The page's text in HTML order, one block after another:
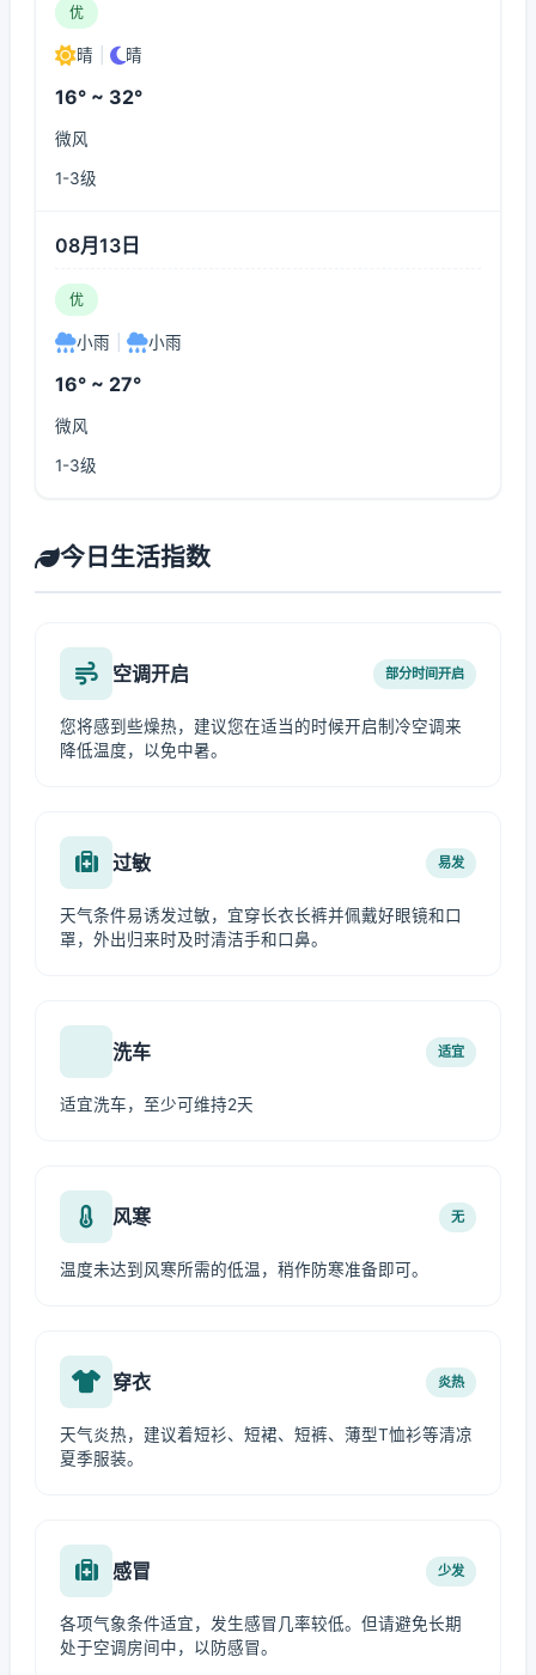
优
晴 晴
16° ~ 32°
微风
1-3级
08月13日
优
小雨 小雨
16° ~ 27°
微风
1-3级
今日生活指数
空调开启 部分时间开启
您将感到些燥热，建议您在适当的时候开启制冷空调来
降低温度，以免中暑。
过敏 易发
天气条件易诱发过敏，宜穿长衣长裤并佩戴好眼镜和口
罩，外出归来时及时清洁手和口鼻。
洗车 适宜
适宜洗车，至少可维持2天
风寒 无
温度未达到风寒所需的低温，稍作防寒准备即可。
穿衣 炎热
天气炎热，建议着短衫、短裙、短裤、薄型T恤衫等清凉
夏季服装。
感冒 少发
各项气象条件适宜，发生感冒几率较低。但请避免长期
处于空调房间中，以防感冒。